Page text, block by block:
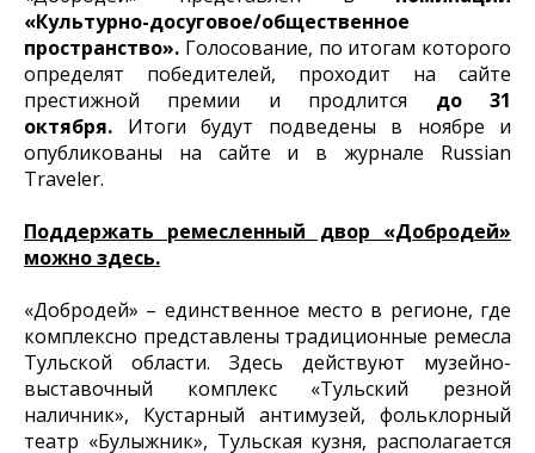
«Культурно-досуговое/общественное
пространство». Голосование, по итогам которого
определят победителей, проходит на сайте
престижной премии и продлится до 31
октября. Итоги будут подведены в ноябре и
опубликованы на сайте и в журнале Russian
Traveler.
Поддержать ремесленный двор «Добродей»
можно здесь.
«Добродей» – единственное место в регионе, где
комплексно представлены традиционные ремесла
Тульской области. Здесь действуют музейно-
выставочный комплекс «Тульский резной
наличник», Кустарный антимузей, фольклорный
театр «Булыжник», Тульская кузня, располагается